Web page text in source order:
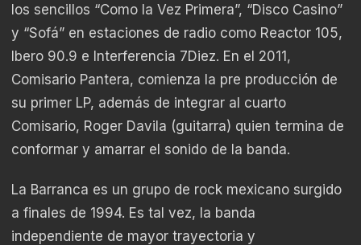
los sencillos “Como la Vez Primera”, “Disco Casino”
y “Sofá” en estaciones de radio como Reactor 105,
Ibero 90.9 e Interferencia 7Diez. En el 2011,
Comisario Pantera, comienza la pre producción de
su primer LP, además de integrar al cuarto
Comisario, Roger Davila (guitarra) quien termina de
conformar y amarrar el sonido de la banda.
La Barranca es un grupo de rock mexicano surgido
a finales de 1994. Es tal vez, la banda
independiente de mayor trayectoria y